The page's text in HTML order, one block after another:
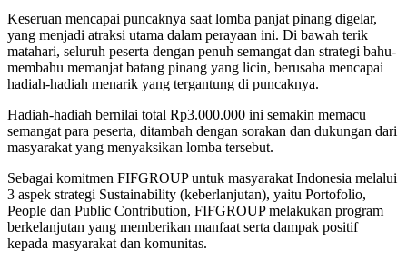
Keseruan mencapai puncaknya saat lomba panjat pinang digelar,
yang menjadi atraksi utama dalam perayaan ini. Di bawah terik
matahari, seluruh peserta dengan penuh semangat dan strategi bahu-
membahu memanjat batang pinang yang licin, berusaha mencapai
hadiah-hadiah menarik yang tergantung di puncaknya.
Hadiah-hadiah bernilai total Rp3.000.000 ini semakin memacu
semangat para peserta, ditambah dengan sorakan dan dukungan dari
masyarakat yang menyaksikan lomba tersebut.
Sebagai komitmen FIFGROUP untuk masyarakat Indonesia melalui
3 aspek strategi Sustainability (keberlanjutan), yaitu Portofolio,
People dan Public Contribution, FIFGROUP melakukan program
berkelanjutan yang memberikan manfaat serta dampak positif
kepada masyarakat dan komunitas.